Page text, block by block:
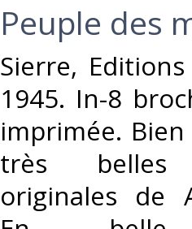
‎Peuple des
‎Sierre,
1945. In-8
imprimée.
très belles
originales de